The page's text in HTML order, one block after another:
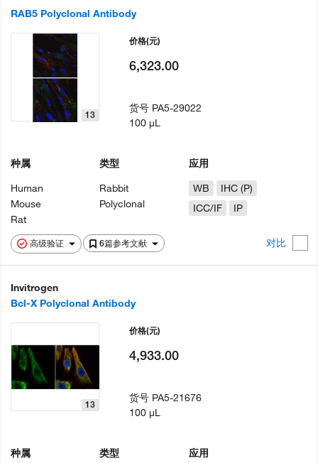
RAB5 Polyclonal Antibody
高级验证 6篇参考文献 对比
13
种属
Human
Mouse
Rat
类型
Rabbit
Polyclonal
应用
WB
IHC (P)
ICC/IF
IP
价格(元)
6,323.00
货号 PA5-29022
100 µL
Invitrogen
Bcl-X Polyclonal Antibody
13
种属 类型 应用
价格(元)
4,933.00
货号 PA5-21676
100 µL